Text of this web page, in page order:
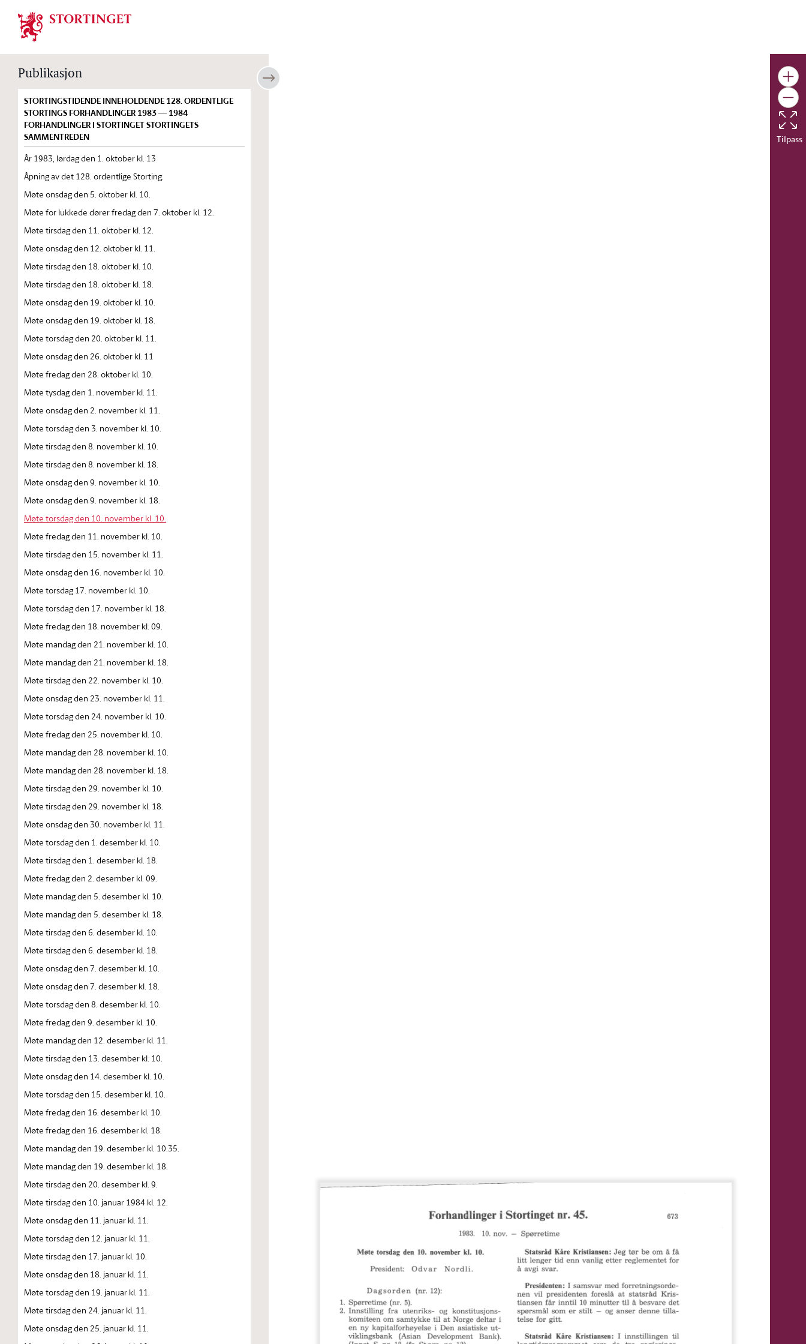
Stortinget.no
Publikasjon
STORTINGSTIDENDE INNEHOLDENDE 128. ORDENTLIGE
STORTINGS FORHANDLINGER 1983 — 1984
FORHANDLINGER I STORTINGET STORTINGETS
SAMMENTREDEN
År 1983, lørdag den 1. oktober kl. 13
Åpning av det 128. ordentlige Storting.
Møte onsdag den 5. oktober kl. 10.
Møte for lukkede dører fredag den 7. oktober kl. 12.
Møte tirsdag den 11. oktober kl. 12.
Møte onsdag den 12. oktober kl. 11.
Møte tirsdag den 18. oktober kl. 10.
Møte tirsdag den 18. oktober kl. 18.
Møte onsdag den 19. oktober kl. 10.
Møte onsdag den 19. oktober kl. 18.
Møte torsdag den 20. oktober kl. 11.
Møte onsdag den 26. oktober kl. 11
Møte fredag den 28. oktober kl. 10.
Møte tysdag den 1. november kl. 11.
Møte onsdag den 2. november kl. 11.
Møte torsdag den 3. november kl. 10.
Møte tirsdag den 8. november kl. 10.
Møte tirsdag den 8. november kl. 18.
Møte onsdag den 9. november kl. 10.
Møte onsdag den 9. november kl. 18.
Møte torsdag den 10. november kl. 10.
Møte fredag den 11. november kl. 10.
Møte tirsdag den 15. november kl. 11.
Møte onsdag den 16. november kl. 10.
Møte torsdag 17. november kl. 10.
Møte torsdag den 17. november kl. 18.
Møte fredag den 18. november kl. 09.
Møte mandag den 21. november kl. 10.
Møte mandag den 21. november kl. 18.
Møte tirsdag den 22. november kl. 10.
Møte onsdag den 23. november kl. 11.
Møte torsdag den 24. november kl. 10.
Møte fredag den 25. november kl. 10.
Møte mandag den 28. november kl. 10.
Møte mandag den 28. november kl. 18.
Møte tirsdag den 29. november kl. 10.
Møte tirsdag den 29. november kl. 18.
Møte onsdag den 30. november kl. 11.
Møte torsdag den 1. desember kl. 10.
Møte tirsdag den 1. desember kl. 18.
Møte fredag den 2. desember kl. 09.
Møte mandag den 5. desember kl. 10.
Møte mandag den 5. desember kl. 18.
Møte tirsdag den 6. desember kl. 10.
Møte tirsdag den 6. desember kl. 18.
Møte onsdag den 7. desember kl. 10.
Møte onsdag den 7. desember kl. 18.
Møte torsdag den 8. desember kl. 10.
Møte fredag den 9. desember kl. 10.
Møte mandag den 12. desember kl. 11.
Møte tirsdag den 13. desember kl. 10.
Møte onsdag den 14. desember kl. 10.
Møte torsdag den 15. desember kl. 10.
Møte fredag den 16. desember kl. 10.
Møte fredag den 16. desember kl. 18.
Møte mandag den 19. desember kl. 10.35.
Møte mandag den 19. desember kl. 18.
Møte tirsdag den 20. desember kl. 9.
Møte tirsdag den 10. januar 1984 kl. 12.
Møte onsdag den 11. januar kl. 11.
Møte torsdag den 12. januar kl. 11.
Møte tirsdag den 17. januar kl. 10.
Møte onsdag den 18. januar kl. 11.
Møte torsdag den 19. januar kl. 11.
Møte tirsdag den 24. januar kl. 11.
Møte onsdag den 25. januar kl. 11.